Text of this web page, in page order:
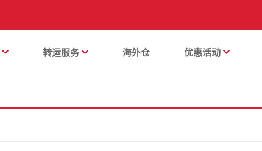
转运服务 海外仓 优惠活动